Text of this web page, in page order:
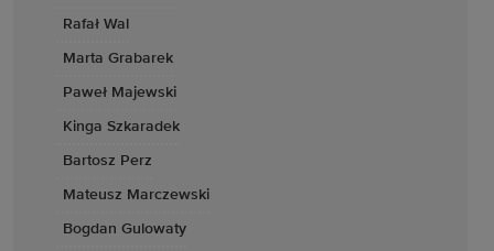
Rafał Wal
Marta Grabarek
Paweł Majewski
Kinga Szkaradek
Bartosz Perz
Mateusz Marczewski
Bogdan Gulowaty